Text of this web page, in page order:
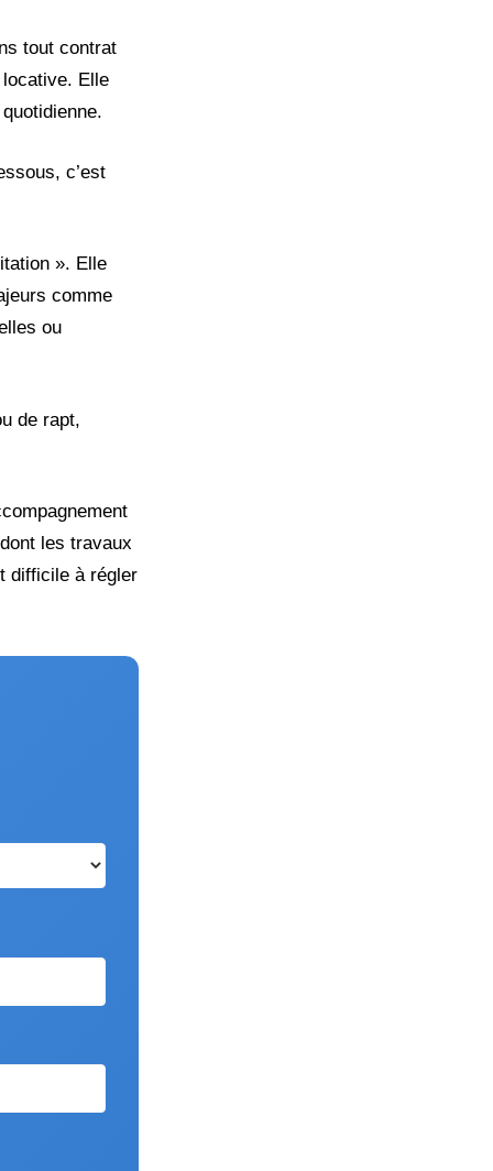
tout contrat
Elle
c’est
». Elle
comme
ou
de rapt,
les travaux
difficile à régler